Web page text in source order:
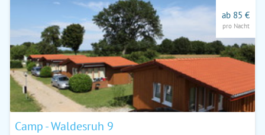
Camp - Waldesruh 9
ab 85 €
pro Nacht